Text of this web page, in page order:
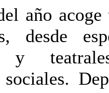
año
desde
y